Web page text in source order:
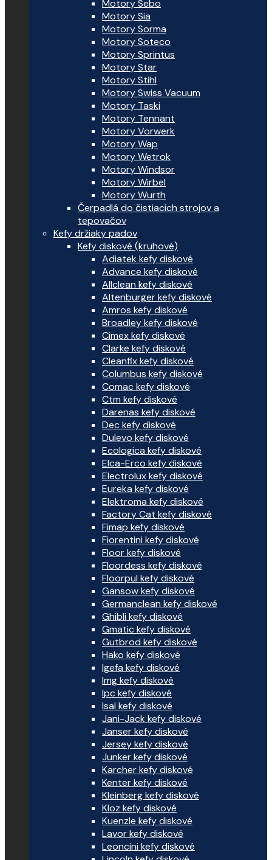
Motory Sebo
Motory Sia
Motory Sorma
Motory Soteco
Motory Sprintus
Motory Star
Motory Stihl
Motory Swiss Vacuum
Motory Taski
Motory Tennant
Motory Vorwerk
Motory Wap
Motory Wetrok
Motory Windsor
Motory Wirbel
Motory Wurth
Čerpadlá do čistiacich strojov a
tepovačov
Kefy držiaky padov
Kefy diskové (kruhové)
Adiatek kefy diskové
Advance kefy diskové
Allclean kefy diskové
Altenburger kefy diskové
Amros kefy diskové
Broadley kefy diskové
Cimex kefy diskové
Clarke kefy diskové
Cleanfix kefy diskové
Columbus kefy diskové
Comac kefy diskové
Ctm kefy diskové
Darenas kefy diskové
Dec kefy diskové
Dulevo kefy diskové
Ecologica kefy diskové
Elca-Erco kefy diskové
Electrolux kefy diskové
Eureka kefy diskové
Elektroma kefy diskové
Factory Cat kefy diskové
Fimap kefy diskové
Fiorentini kefy diskové
Floor kefy diskové
Floordess kefy diskové
Floorpul kefy diskové
Gansow kefy diskové
Germanclean kefy diskové
Ghibli kefy diskové
Gmatic kefy diskové
Gutbrod kefy diskové
Hako kefy diskové
Igefa kefy diskové
Img kefy diskové
Ipc kefy diskové
Isal kefy diskové
Jani-Jack kefy diskové
Janser kefy diskové
Jersey kefy diskové
Junker kefy diskové
Karcher kefy diskové
Kenter kefy diskové
Kleinberg kefy diskové
Kloz kefy diskové
Kuenzle kefy diskové
Lavor kefy diskové
Leoncini kefy diskové